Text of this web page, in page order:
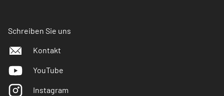
Schreiben Sie uns
Kontakt
YouTube
Instagram